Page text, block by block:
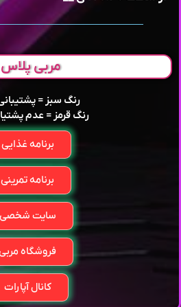
مربی
رنگ سبز =
رنگ قرمز = عدم
برنامه غذایی
برنامه تمرینی
سایت شخصی
فروشگاه
کانال آپارات